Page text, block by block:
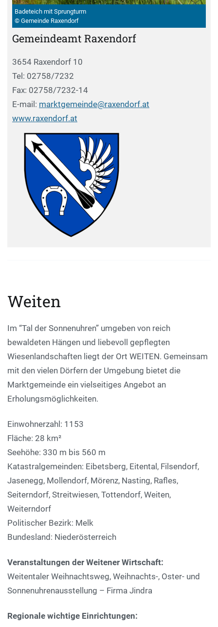
Badeteich mit Sprungturm
© Gemeinde Raxendorf
Gemeindeamt Raxendorf
3654 Raxendorf 10
Tel: 02758/7232
Fax: 02758/7232-14
E-mail: marktgemeinde@raxendorf.at
www.raxendorf.at
Weiten
Im “Tal der Sonnenuhren” umgeben von reich
bewaldeten Hängen und liebevoll gepflegten
Wiesenlandschaften liegt der Ort WEITEN. Gemeinsam
mit den vielen Dörfern der Umgebung bietet die
Marktgemeinde ein vielseitiges Angebot an
Erholungsmöglichkeiten.
Einwohnerzahl: 1153
Fläche: 28 km²
Seehöhe: 330 m bis 560 m
Katastralgemeinden: Eibetsberg, Eitental, Filsendorf,
Jasenegg, Mollendorf, Mörenz, Nasting, Rafles,
Seiterndorf, Streitwiesen, Tottendorf, Weiten,
Weiterndorf
Politischer Bezirk: Melk
Bundesland: Niederösterreich
Veranstaltungen der Weitener Wirtschaft:
Weitentaler Weihnachtsweg, Weihnachts-, Oster- und
Sonnenuhrenausstellung – Firma Jindra
Regionale wichtige Einrichtungen: